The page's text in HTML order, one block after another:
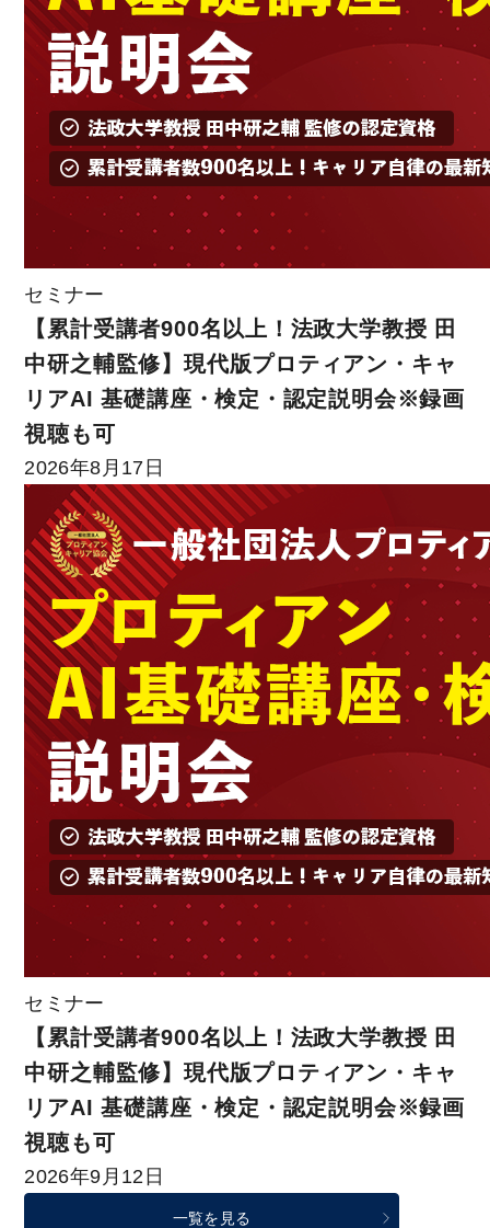
セミナー
【累計受講者900名以上！法政大学教授 田
中研之輔監修】現代版プロティアン・キャ
リアAI 基礎講座・検定・認定説明会※録画
視聴も可
2026年8月17日
セミナー
【累計受講者900名以上！法政大学教授 田
中研之輔監修】現代版プロティアン・キャ
リアAI 基礎講座・検定・認定説明会※録画
視聴も可
2026年9月12日
一覧を見る